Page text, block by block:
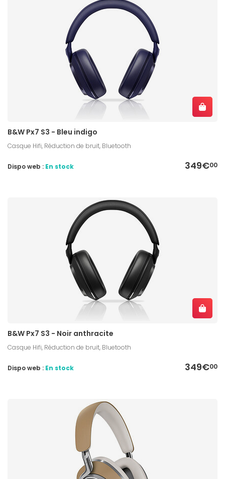
B&W Px7 S3 - Bleu indigo
Casque Hifi, Réduction de bruit, Bluetooth
349€00
Dispo web : En stock
B&W Px7 S3 - Noir anthracite
Casque Hifi, Réduction de bruit, Bluetooth
349€00
Dispo web : En stock